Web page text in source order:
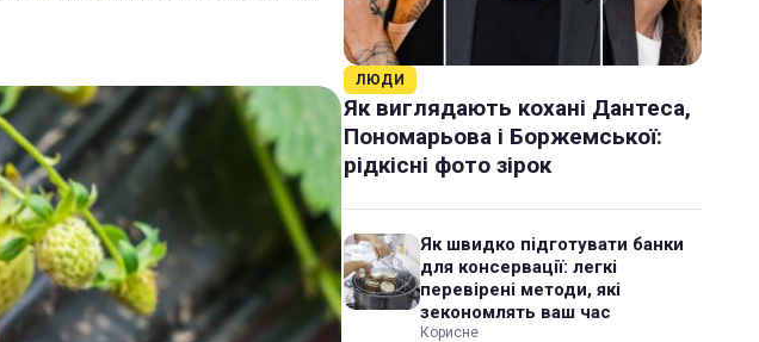
ЛЮДИ
Як виглядають кохані Дантеса,
Пономарьова і Боржемської:
рідкісні фото зірок
Як швидко підготувати банки
для консервації: легкі
перевірені методи, які
зекономлять ваш час
Корисне